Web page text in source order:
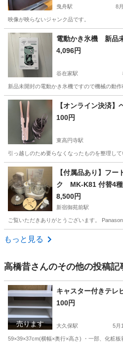
曳舟駅 8
映像が映らないジャンク品です。
東京 墨田区 曳舟駅 テレビ
電動かき氷機 新品
4,096円
谷在家駅
新品未開封の電動かき氷機ですので機械の動作
東京 足立区 谷在家駅 その他
【オンライン決済】
100円
東高円寺駅
引っ越しのため要らなくなったものを整理し
東京 杉並区 東高円寺駅 美容家電
【付属品あり】フ
ク MK-K81 付替4
8,500円
新宿御苑前駅
ご覧いただきありがとうございます。
東京 新宿区
もっと見る
高橋昔さんのその他の投稿記
売ります
キャスター付きテレ
100円
大久保駅 5月
59×39×37cm(横幅×奥行×高さ) ・一部、化粧